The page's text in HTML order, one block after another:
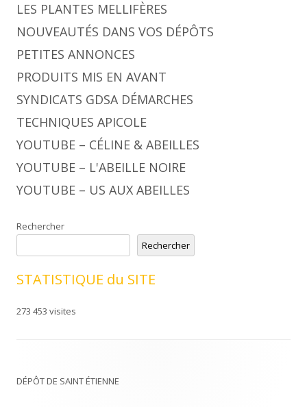
LES PLANTES MELLIFÈRES
NOUVEAUTÉS DANS VOS DÉPÔTS
PETITES ANNONCES
PRODUITS MIS EN AVANT
SYNDICATS GDSA DÉMARCHES
TECHNIQUES APICOLE
YOUTUBE – CÉLINE & ABEILLES
YOUTUBE – L'ABEILLE NOIRE
YOUTUBE – US AUX ABEILLES
Rechercher
Rechercher
STATISTIQUE du SITE
273 453 visites
DÉPÔT DE SAINT ÉTIENNE